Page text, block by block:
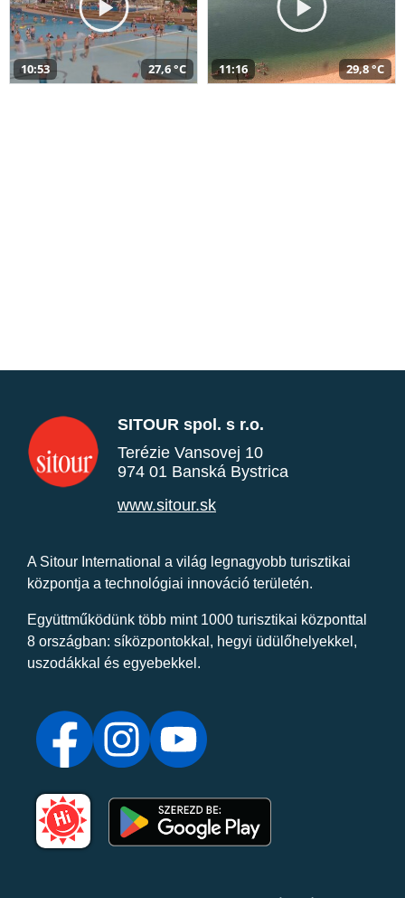
10:53 27,6 °C 11:16 29,8 °C
SITOUR spol. s r.o.
Terézie Vansovej 10
974 01 Banská Bystrica
www.sitour.sk
A Sitour International a világ legnagyobb turisztikai
központja a technológiai innováció területén.
Együttműködünk több mint 1000 turisztikai központtal
8 országban: síközpontokkal, hegyi üdülőhelyekkel,
uszodákkal és egyebekkel.